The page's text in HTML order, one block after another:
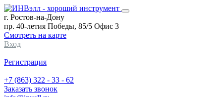
г. Ростов-на-Дону
пр. 40-летия Победы, 85/5 Офис 3
Смотреть на карте
Вход
Регистрация
+7 (863) 322 - 33 - 62
Заказать звонок